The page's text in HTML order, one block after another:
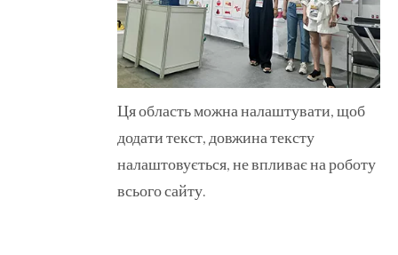
Ця область можна налаштувати, щоб
додати текст, довжина тексту
налаштовується, не впливає на роботу
всього сайту.